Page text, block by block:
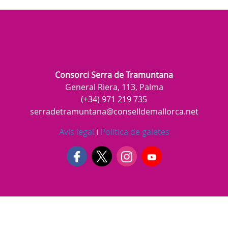
Consorci Serra de Tramuntana
General Riera, 113, Palma
(+34) 971 219 735
serradetramuntana@conselldemallorca.net
Avís legal i Política de galetes